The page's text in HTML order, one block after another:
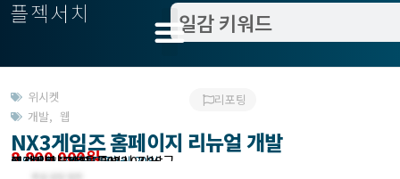
플젝서치
위시켓
개발, 웹
리포팅
NX3게임즈 홈페이지 리뉴얼 개발
8,800,000원
작업방식 : 외주(도급)
모집기한 : 2022년 03월 30일
예상기간 : 30일
위시켓등록일자 : 2022.03.16.
고객위치 : 서울특별시 강남구